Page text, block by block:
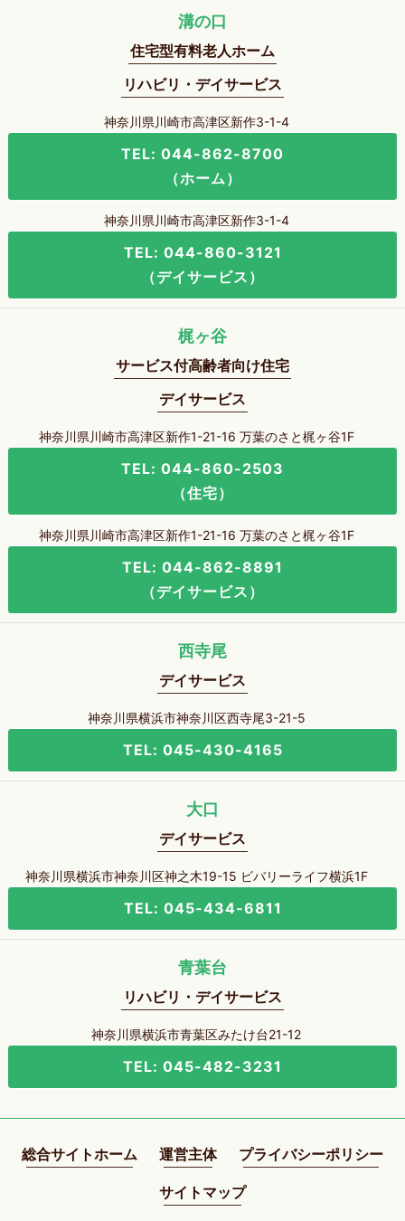
溝の口
住宅型有料老人ホーム
リハビリ・デイサービス
神奈川県川崎市高津区新作3-1-4
TEL: 044-862-8700
（ホーム）
神奈川県川崎市高津区新作3-1-4
TEL: 044-860-3121
（デイサービス）
梶ヶ谷
サービス付高齢者向け住宅
デイサービス
神奈川県川崎市高津区新作1-21-16 万葉のさと梶ヶ谷1F
TEL: 044-860-2503
（住宅）
神奈川県川崎市高津区新作1-21-16 万葉のさと梶ヶ谷1F
TEL: 044-862-8891
（デイサービス）
西寺尾
デイサービス
神奈川県横浜市神奈川区西寺尾3-21-5
TEL: 045-430-4165
大口
デイサービス
神奈川県横浜市神奈川区神之木19-15 ビバリーライフ横浜1F
TEL: 045-434-6811
青葉台
リハビリ・デイサービス
神奈川県横浜市青葉区みたけ台21-12
TEL: 045-482-3231
総合サイトホーム 運営主体 プライバシーポリシー
サイトマップ